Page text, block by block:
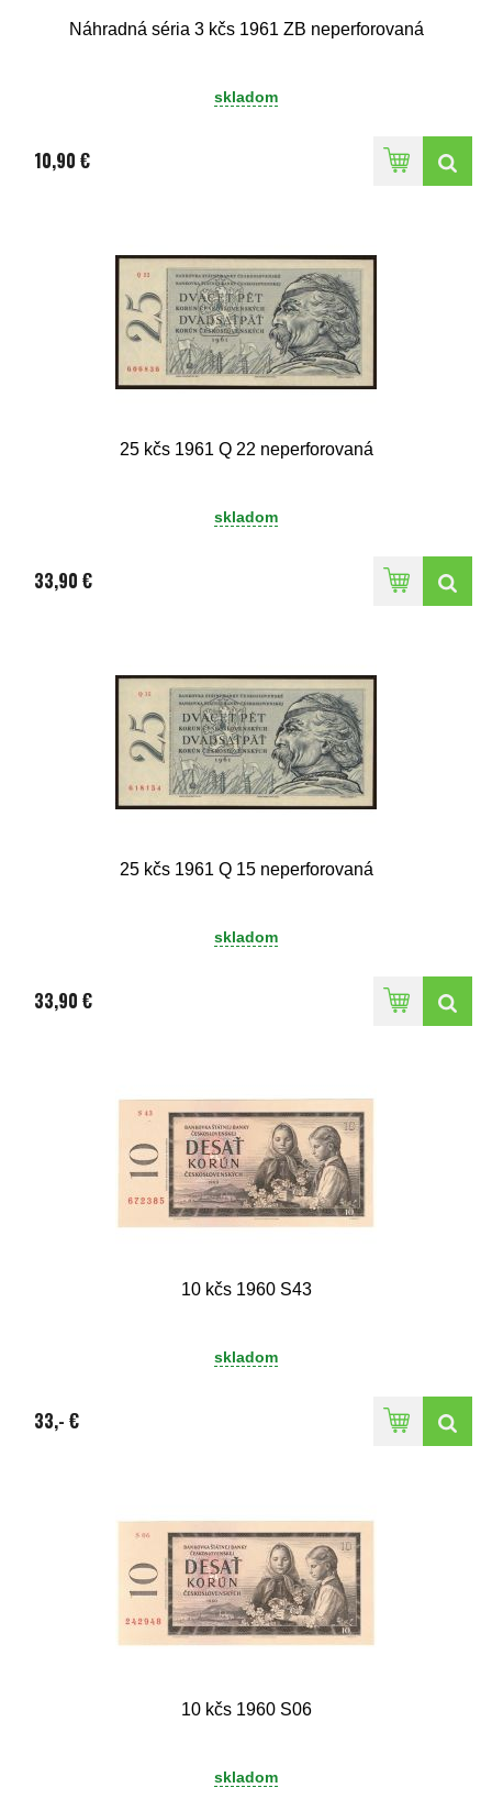
Náhradná séria 3 kčs 1961 ZB neperforovaná
skladom
10,90 €
25 kčs 1961 Q 22 neperforovaná
skladom
33,90 €
25 kčs 1961 Q 15 neperforovaná
skladom
33,90 €
10 kčs 1960 S43
skladom
33,- €
10 kčs 1960 S06
skladom